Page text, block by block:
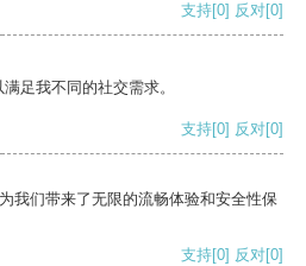
支持[0] 反对[0]
足我不同的社交需求。
支持[0] 反对[0]
我们带来了无限的流畅体验和安全性保
支持[0] 反对[0]